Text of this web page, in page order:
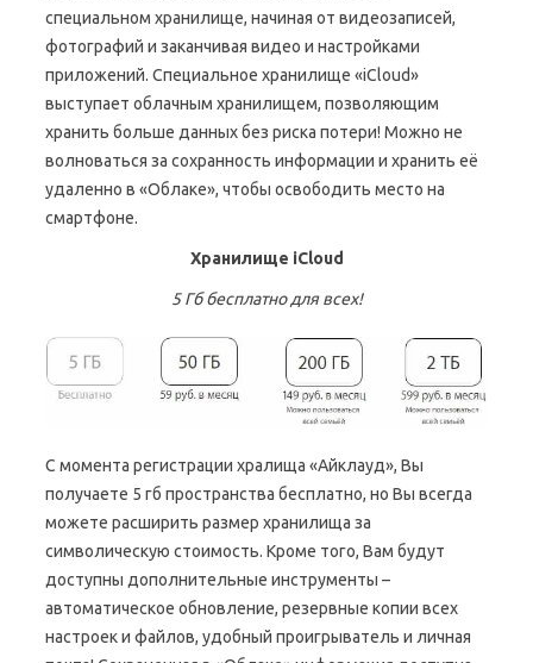
специальном хранилище, начиная от видеозаписей,
фотографий и заканчивая видео и настройками
приложений. Специальное хранилище «iCloud»
выступает облачным хранилищем, позволяющим
хранить больше данных без риска потери! Можно не
волноваться за сохранность информации и хранить её
удаленно в «Облаке», чтобы освободить место на
смартфоне.
Хранилище iCloud
5 Гб бесплатно для всех!
С момента регистрации хралища «Айклауд», Вы
получаете 5 гб пространства бесплатно, но Вы всегда
можете расширить размер хранилища за
символическую стоимость. Кроме того, Вам будут
доступны дополнительные инструменты –
автоматическое обновление, резервные копии всех
настроек и файлов, удобный проигрыватель и личная